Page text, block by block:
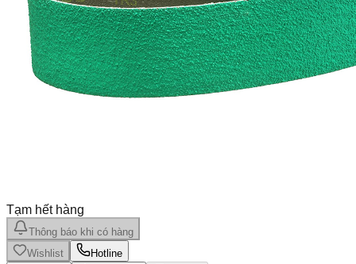
Tạm hết hàng
Thông báo khi có hàng
Wishlist
Hotline